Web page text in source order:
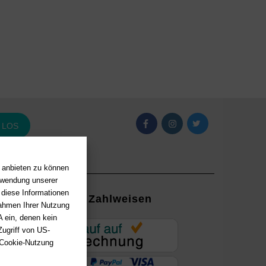
zu können
unserer
Informationen
Ihrer Nutzung
ein, denen kein
von US-
Nutzung
LOS
mit
Zahlweisen